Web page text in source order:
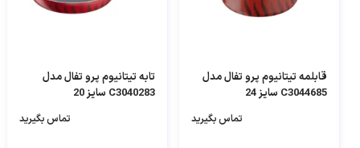
قابلمه تیتانیوم پرو تفال مدل
C3044685 سایز 24
تماس بگیرید
تابه تیتانیوم پرو تفال مدل
C3040283 سایز 20
تماس بگیرید